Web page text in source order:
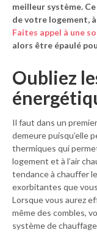
meilleur système.
de votre logement,
Faites appel à une
alors être épaulé
Oubliez
Il faut dans un
demeure puisqu’elle
thermiques qui
logement et à l’air
tendance à chauffer
exorbitantes que
Lorsque vous aurez
même des combles,
système de